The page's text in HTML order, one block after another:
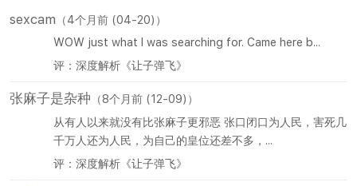
sexcam （4个月前 (04-20)）
WOW just what I was searching for. Came here b...
评：深度解析《让子弹飞》
张麻子是杂种 （8个月前 (12-09)）
从有人以来就没有比张麻子更邪恶 张口闭口为人民，害死几
千万人还为人民，为自己的皇位还差不多，...
评：深度解析《让子弹飞》